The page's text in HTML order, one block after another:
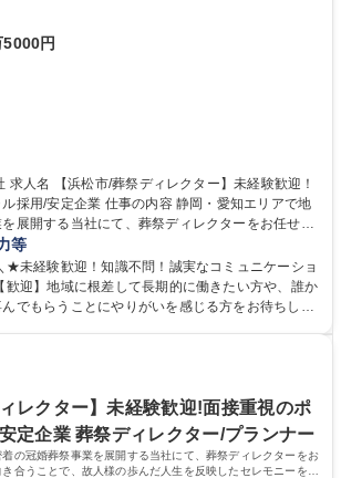
円
の内容 静岡・愛知エリアで地
展開する当社にて、葬祭ディレクターをお任せし
うことで、故人様の歩んだ人生を反映したセレモ
】ご逝去の連絡対応からお
わせ、通夜・葬儀の準備・運営、法事などのアフ
て担当します。故人様がどんな方だったかをお聞
り、人間関係を変えずに別の職種へチャレンジす
採用/安定企業
等
★未経験歓迎！知識不問！誠実なコミュニケーショ
迎】地域に根差して長期的に働きたい方や、誰か
でもらうことにやりがいを感じる方をお待ちして
実さを持った方を歓迎します。 【選考ポイント】
様々な経験を糧に、相手の課題を解決し、自ら実
価します。面倒見の良い温かなメンバーが揃ってお
て成長できる環境が整っています。 学歴・資格
短大 専修学校 高校 語学力： 資格：第一種運転免
レクター】未経験歓迎!面接重視のポ
定企業 葬祭ディレクター/プランナー
の冠婚葬祭事業を展開する当社にて、葬祭ディレクターをお
合うことで、故人様の歩んだ人生を反映したセレモニーを企